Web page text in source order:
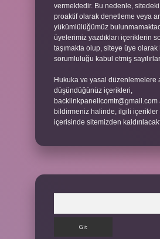
vermektedir. Bu nedenle,
proaktif olarak denetleme veya
yükümlülüğümüz
üyelerimiz yazdıkları içeriklerin
taşımakta olup, siteye üye olarak
sorumluluğu kabul etmiş
Hukuka ve yasal düzenlemelere
düşündüğünüz içerikleri,
backlinkpanelicomtr@gmail.com
bildirmeniz halinde, ilgili içerikler
içerisinde sitemizden